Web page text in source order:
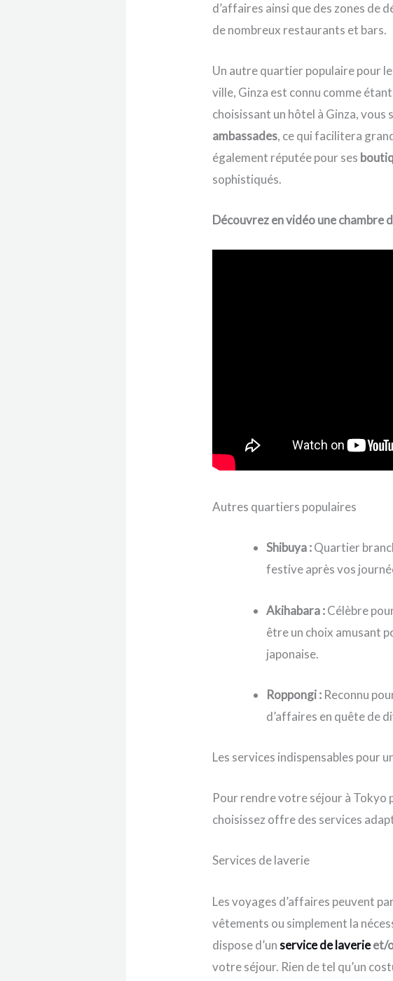
d’affaires ainsi que des zones de
de nombreux restaurants et bars.
Un autre quartier populaire pour
ville, Ginza est connu comme
choisissant un hôtel à Ginza, vous
ambassades, ce qui facilitera
également réputée pour ses
sophistiqués.
Découvrez en vidéo une chambre
Autres quartiers populaires
Shibuya :Quartier
festive après vos
Akihabara :Célèbre
être un choix amusant
japonaise.
Roppongi :Reconnu
d’affaires en quête de
Les services indispensables pour
Pour rendre votre séjour à Tokyo
choisissez offre des services
Services de laverie
Les voyages d’affaires peuvent
vêtements ou simplement la
dispose d’unservice de laverieet/
votre séjour. Rien de tel qu’un